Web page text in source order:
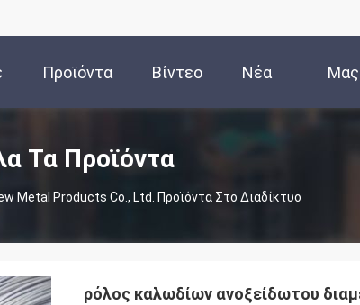
Προϊόντα Βίντεο Νέα Μας
Τα Προϊόντα
Metal Products Co., Ltd. Προϊόντα Στο Διαδίκτυο
ρόλος καλωδίων ανοξείδωτου